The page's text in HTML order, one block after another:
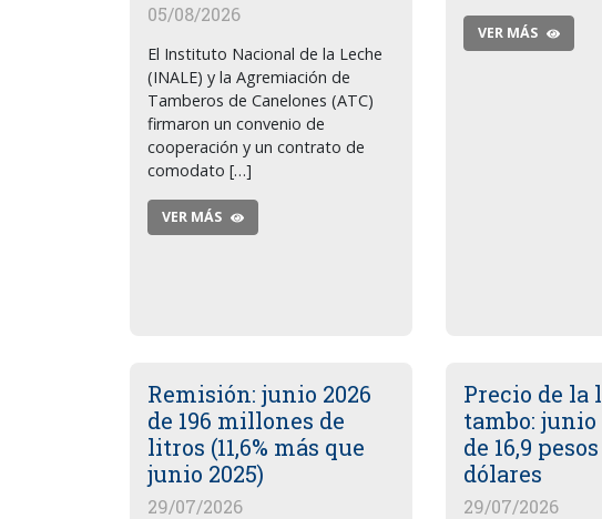
05/08/2026
El Instituto Nacional de la Leche
(INALE) y la Agremiación de
Tamberos de Canelones (ATC)
firmaron un convenio de
cooperación y un contrato de
comodato […]
VER MÁS
VER MÁS
Remisión: junio 2026
de 196 millones de
litros (11,6% más que
junio 2025)
29/07/2026
Precio de la
tambo: junio
de 16,9
dólares
29/07/2026